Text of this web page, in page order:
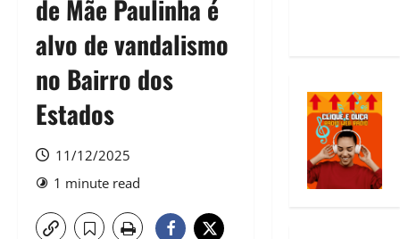
de Mãe Paulinha é
alvo de vandalismo
no Bairro dos
Estados
11/12/2025
1 minute read